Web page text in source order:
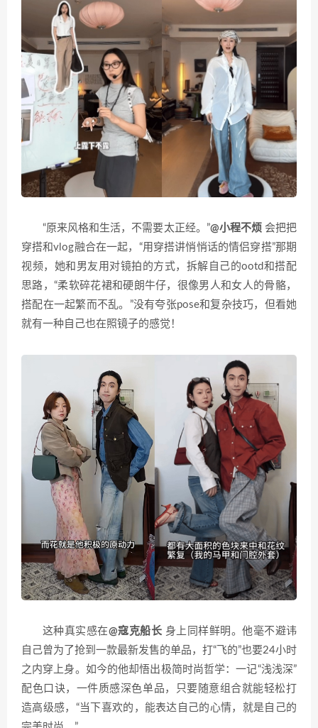
“原来风格和生活，不需要太正经。”@小程不烦 会把把
穿搭和vlog融合在一起，“用穿搭讲悄悄话的情侣穿搭”那期
视频，她和男友用对镜拍的方式，拆解自己的ootd和搭配
思路，“柔软碎花裙和硬朗牛仔，很像男人和女人的骨骼，
搭配在一起繁而不乱。”没有夸张pose和复杂技巧，但看她
就有一种自己也在照镜子的感觉！
这种真实感在@寇克船长 身上同样鲜明。他毫不避讳
自己曾为了抢到一款最新发售的单品，打“飞的”也要24小时
之内穿上身。如今的他却悟出极简时尚哲学：一记“浅浅深”
配色口诀，一件质感深色单品，只要随意组合就能轻松打
造高级感，“当下喜欢的，能表达自己的心情，就是自己的